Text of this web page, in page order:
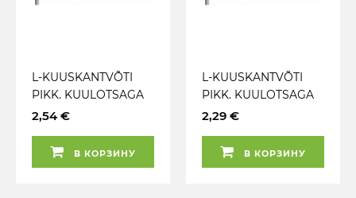
L-KUUSKANTVÕTI
PIKK. KUULOTSAGA
2.5MM KS TOOLS
2,54 €
В КОРЗИНУ
L-KUUSKANTVÕTI
PIKK. KUULOTSAGA
2MM KS TOOLS
2,29 €
В КОРЗИНУ